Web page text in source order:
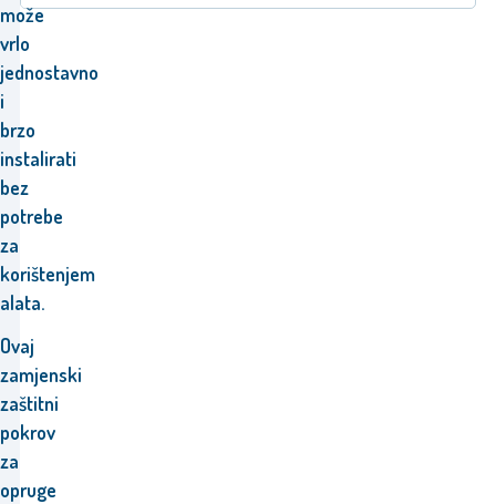
može
vrlo
jednostavno
i
brzo
instalirati
bez
potrebe
za
korištenjem
alata.
Ovaj
zamjenski
zaštitni
pokrov
za
opruge